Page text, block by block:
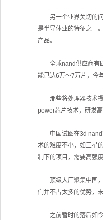
另一个业界关切的问
是半导体业的特征之一
产品。
全球nand供应商有四
能己达6万～7万片，今
那些将处理器技术授
power芯片技术，研发
中国试图在3d nand方
术的难度不小，如三星
制下的项目，需要高强
顶级大厂聚集中国，
们并不占太多的优势，
之前暂时的落后如今